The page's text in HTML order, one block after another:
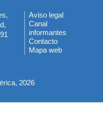
Menú
del
pie
Aviso legal
Canal
informantes
Contacto
Mapa web
2026